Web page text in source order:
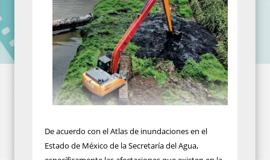
De acuerdo con el Atlas de inundaciones en el
Estado de México de la Secretaría del Agua,